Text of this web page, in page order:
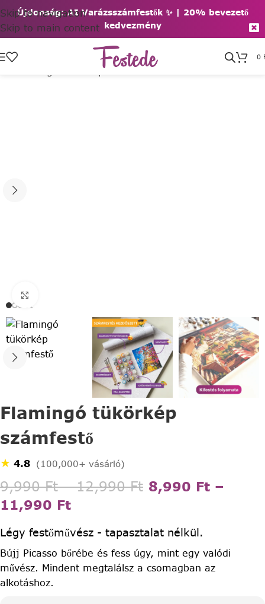
Újdonság: AI Varázsszámfestők ✨ | 20% bevezető
kedvezmény
Skip to navigation
Skip to main content
0
Flamingó tükörkép
számfestő
★ 4.8 (100,000+ vásárló)
9,990Ft – 12,990Ft 8,990 Ft –
11,990 Ft
Légy festőművész - tapasztalat nélkül.
Bújj Picasso bőrébe és fess úgy, mint egy valódi
művész. Mindent megtalálsz a csomagban az
alkotáshoz.